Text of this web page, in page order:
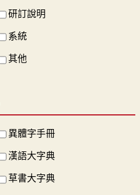
研訂說明
系統
其他
異體字手冊
漢語大字典
草書大字典